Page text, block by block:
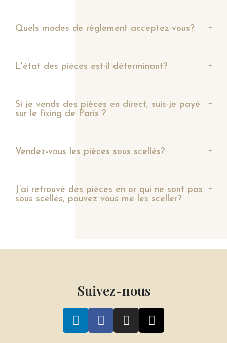
Quels modes de règlement acceptez-vous?
L'état des pièces est-il déterminant?
Si je vends des pièces en direct, suis-je payé
sur le fixing de Paris ?
Vendez-vous les pièces sous scellés?
J’ai retrouvé des pièces en or qui ne sont pas
sous scellés, pouvez vous me les sceller?
Suivez-nous